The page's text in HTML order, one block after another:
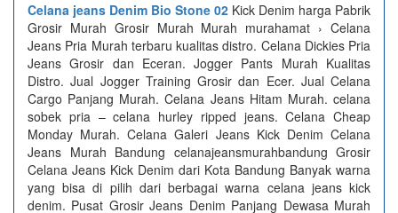
Celana jeans Denim Bio Stone 02 Kick Denim harga Pabrik
Grosir Murah Grosir Murah Murah murahamat › Celana
Jeans Pria Murah terbaru kualitas distro. Celana Dickies Pria
Jeans Grosir dan Eceran. Jogger Pants Murah Kualitas
Distro. Jual Jogger Training Grosir dan Ecer. Jual Celana
Cargo Panjang Murah. Celana Jeans Hitam Murah. celana
sobek pria – celana hurley ripped jeans. Celana Cheap
Monday Murah. Celana Galeri Jeans Kick Denim Celana
Jeans Murah Bandung celanajeansmurahbandung Grosir
Celana Jeans Kick Denim dari Kota Bandung Banyak warna
yang bisa di pilih dari berbagai warna celana jeans kick
denim. Pusat Grosir Jeans Denim Panjang Dewasa Murah